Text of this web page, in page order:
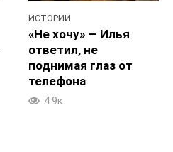
ИСТОРИИ
«Не хочу» — Илья
ответил, не
поднимая глаз от
телефона
4.9к.